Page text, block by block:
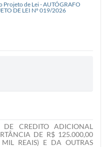
Projeto de Lei - AUTÓGRAFO
DE LEI Nº 019/2026
DE CREDITO ADICIONAL
DE R$ 125.000,00
REAIS) E DA OUTRAS